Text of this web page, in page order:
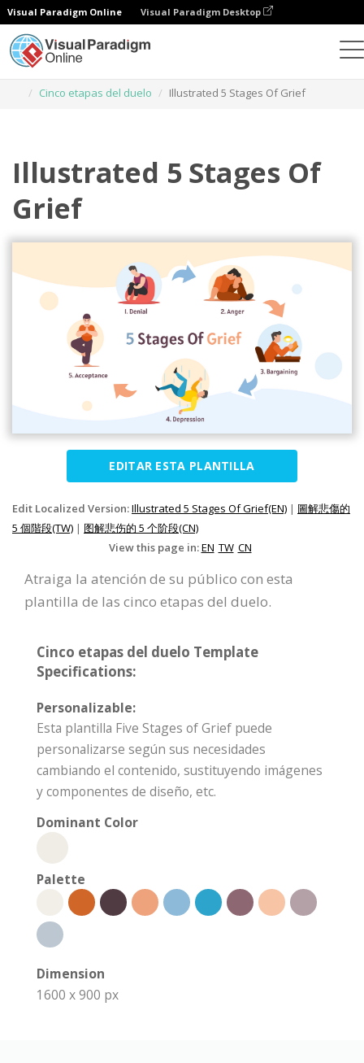
Visual Paradigm Online Visual Paradigm Desktop
Cinco etapas del duelo
Illustrated 5 Stages Of Grief
Illustrated 5 Stages Of
Grief
EDITAR ESTA PLANTILLA
Edit Localized Version:Illustrated 5 Stages Of Grief(EN) | 圖解悲傷的
5 個階段(TW) | 图解悲伤的 5 个阶段(CN)
View this page in:EN TW CN
Atraiga la atención de su público con esta
plantilla de las cinco etapas del duelo.
Cinco etapas del duelo Template
Specifications:
Personalizable:
Esta plantilla Five Stages of Grief puede
personalizarse según sus necesidades
cambiando el contenido, sustituyendo imágenes
y componentes de diseño, etc.
Dominant Color
Palette
Dimension
1600 x 900 px